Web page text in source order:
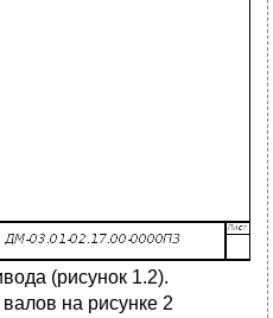
(рисунок 1.2).
на рисунке 2